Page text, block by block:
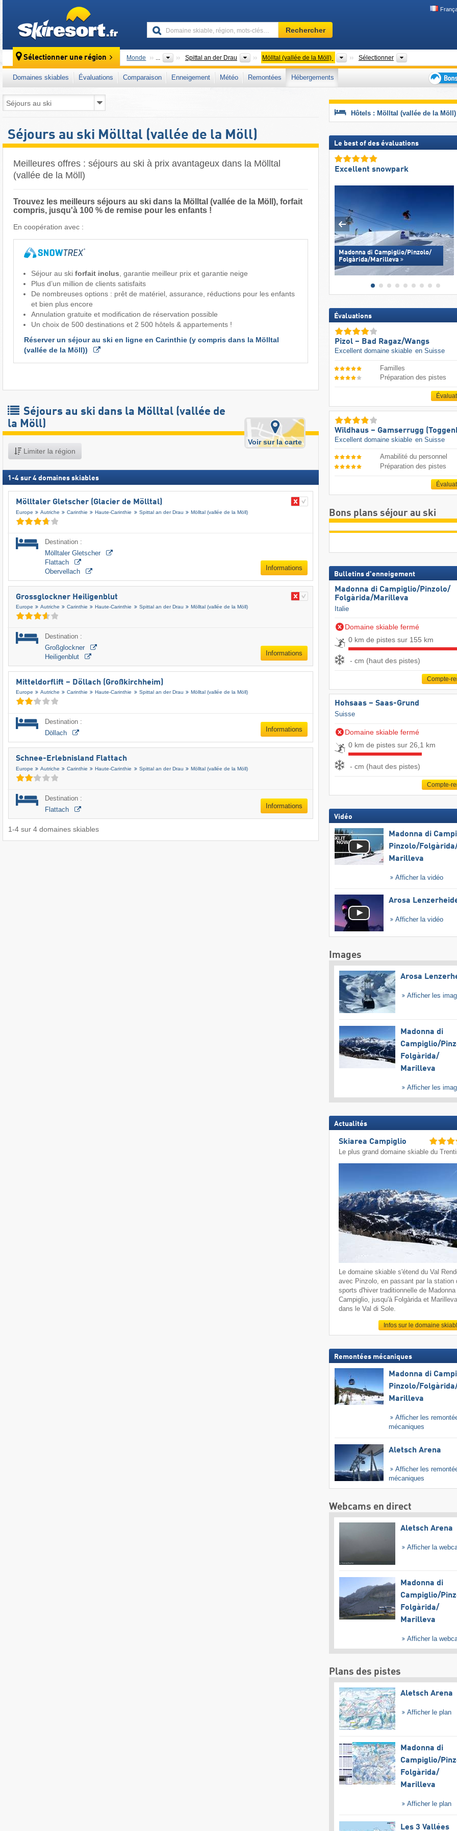
Domaine
skiable,
mots-
clés…
Rechercher
Sélectionner une région Monde ... Spittal an der Drau Districts
Mölltal (vallée de la Möll) ValléesSélectionner Région
Domaines skiables Évaluations Comparaison Enneigement Météo Remontées
Hébergements
plans
séjour
Séjours au ski Mölltal (vallée de la Möll)
Meilleures offres : séjours au ski à prix avantageux dans la Mölltal
(vallée de la Möll)
Trouvez les meilleurs séjours au ski dans la Mölltal (vallée de la Möll), forfait
compris, jusqu'à 100 % de remise pour les enfants !
En coopération avec :
Séjour au ski forfait inclus , garantie meilleur prix et garantie neige
Plus d’un million de clients satisfaits
De nombreuses options : prêt de matériel, assurance, réductions pour les enfants
et bien plus encore
Annulation gratuite et modification de réservation possible
Un choix de 500 destinations et 2 500 hôtels & appartements !
Réserver un séjour au ski en ligne en Carinthie (y compris dans la Mölltal
(vallée de la Möll))
Séjours au ski dans la Mölltal (vallée de
la Möll)
Limiter la région
Voir sur la carte
1 -4 sur4 domaines skiables
Mölltaler Gletscher (Glacier de Mölltal)
Europe Autriche Carinthie Haute-Carinthie Spittal an der Drau Mölltal (vallée de la Möll)
Destination :
Mölltaler Gletscher
Flattach
Obervellach
Informations
Grossglockner Heiligenblut
Europe Autriche Carinthie Haute-Carinthie Spittal an der Drau Mölltal (vallée de la Möll)
Destination :
Großglockner
Heiligenblut
Informations
Mitteldorflift – Döllach (Großkirchheim)
Europe Autriche Carinthie Haute-Carinthie Spittal an der Drau Mölltal (vallée de la Möll)
Destination :
Döllach
Informations
Schnee-Erlebnisland Flattach
Europe Autriche Carinthie Haute-Carinthie Spittal an der Drau Mölltal (vallée de la Möll)
Destination :
Flattach
Informations
1-4 sur 4 domaines skiables
Hôtels : Mölltal (vallée de la Möll)
Le best of des évaluations
Excellent snowpark
Madonna di Campiglio/​Pinzolo/​
Folgàrida/​Marilleva
Évaluations
Pizol – Bad Ragaz/​Wangs
Excellent domaine skiable en Suisse
Familles
Préparation des pistes
Wildhaus – Gamserrugg
Excellent domaine skiable en Suisse
Amabilité du personnel
Préparation des pistes
Bons plans séjour au ski
Bulletins d'enneigement
Madonna di Campiglio/​Pinzolo/​
Folgàrida/​Marilleva
Italie
Domaine skiable fermé
0 km de pistes sur 155 km
- cm (haut des pistes)
Compte-
Hohsaas – Saas-Grund
Suisse
Domaine skiable fermé
0 km de pistes sur 26,1 km
- cm (haut des pistes)
Compte-
Vidéo
Madonna di
Pinzolo/​
Marilleva
Afficher la vidéo
Arosa
Afficher la vidéo
Images
Arosa
Afficher les
Madonna di
Campiglio/​
Folgàrida/​
Marilleva
Afficher les
Actualités
Skiarea Campiglio
Le plus grand domaine skiable du
Le domaine skiable s'étend du Val
avec Pinzolo, en passant par la station
sports d'hiver traditionnelle de Madonna
Campiglio, jusqu'à Folgàrida et
dans le Val di Sole.
Infos sur le domaine
Remontées mécaniques
Madonna di
Pinzolo/​
Marilleva
Afficher les
mécaniques
Aletsch Arena
Afficher les
mécaniques
Webcams en direct
Aletsch Arena
Afficher la
Madonna di
Campiglio/​
Folgàrida/​
Marilleva
Afficher la
Plans des pistes
Aletsch Arena
Afficher le plan
Madonna di
Campiglio/​
Folgàrida/​
Marilleva
Afficher le plan
Les 3 Vallées